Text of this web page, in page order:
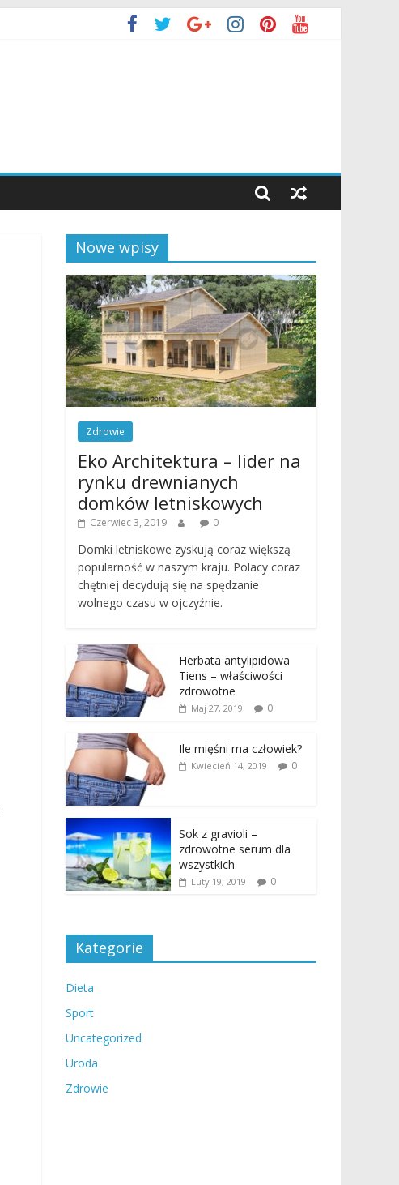
Nowe wpisy
Zdrowie
Eko Architektura – lider na
rynku drewnianych
domków letniskowych
Czerwiec 3, 2019 0
Domki letniskowe zyskują coraz większą
popularność w naszym kraju. Polacy coraz
chętniej decydują się na spędzanie
wolnego czasu w ojczyźnie.
Herbata antylipidowa
Tiens – właściwości
zdrowotne
Maj 27, 2019 0
Ile mięśni ma człowiek?
Kwiecień 14, 2019 0
Sok z gravioli –
zdrowotne serum dla
wszystkich
Luty 19, 2019 0
Kategorie
Dieta
Sport
Uncategorized
Uroda
Zdrowie